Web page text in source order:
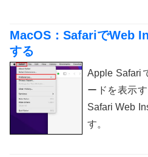
MacOS：SafariでWeb
する
Apple Safari
ードを表示
Safari Web
す。